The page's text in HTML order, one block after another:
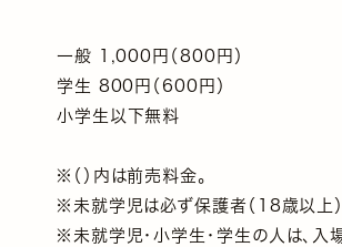
一般 1,000円（800円）
学生 800円（600円）
小学生以下無料
※（）内は前売料金。
※未就学児は必ず保護者（18歳以上）
※未就学児・小学生・学生の人は、入